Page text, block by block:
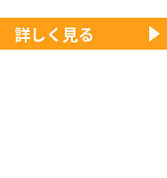
詳しく見る